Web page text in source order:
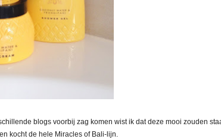
blogs voorbij zag komen wist ik dat deze mooi zouden
kocht de hele Miracles of Bali-lijn.